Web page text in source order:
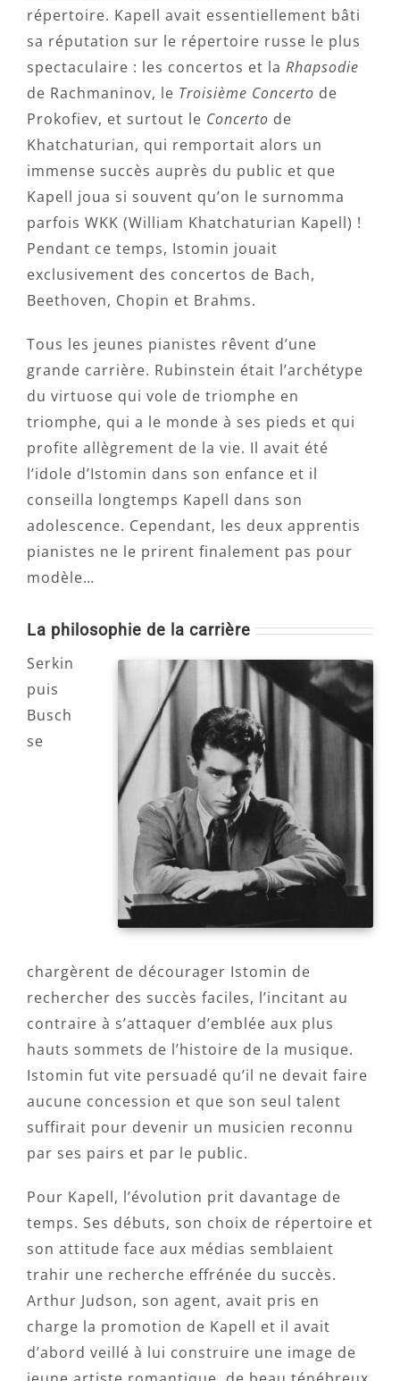
répertoire. Kapell avait essentiellement bâti
sa réputation sur le répertoire russe le plus
spectaculaire : les concertos et la Rhapsodie
de Rachmaninov, le Troisième Concerto de
Prokofiev, et surtout le Concerto de
Khatchaturian, qui remportait alors un
immense succès auprès du public et que
Kapell joua si souvent qu’on le surnomma
parfois WKK (William Khatchaturian Kapell) !
Pendant ce temps, Istomin jouait
exclusivement des concertos de Bach,
Beethoven, Chopin et Brahms.
Tous les jeunes pianistes rêvent d’une
grande carrière. Rubinstein était l’archétype
du virtuose qui vole de triomphe en
triomphe, qui a le monde à ses pieds et qui
profite allègrement de la vie. Il avait été
l’idole d’Istomin dans son enfance et il
conseilla longtemps Kapell dans son
adolescence. Cependant, les deux apprentis
pianistes ne le prirent finalement pas pour
modèle…
La philosophie de la carrière
Serkin
puis
Busch
se
chargèrent de décourager Istomin de
rechercher des succès faciles, l’incitant au
contraire à s’attaquer d’emblée aux plus
hauts sommets de l’histoire de la musique.
Istomin fut vite persuadé qu’il ne devait faire
aucune concession et que son seul talent
suffirait pour devenir un musicien reconnu
par ses pairs et par le public.
Pour Kapell, l’évolution prit davantage de
temps. Ses débuts, son choix de répertoire et
son attitude face aux médias semblaient
trahir une recherche effrénée du succès.
Arthur Judson, son agent, avait pris en
charge la promotion de Kapell et il avait
d’abord veillé à lui construire une image de